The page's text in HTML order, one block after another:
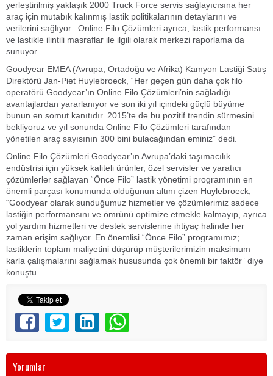
yerleştirilmiş yaklaşık 2000 Truck Force servis sağlayıcısına her
araç için mutabık kalınmış lastik politikalarının detaylarını ve
verilerini sağlıyor. Online Filo Çözümleri ayrıca, lastik performansı
ve lastikle ilintili masraflar ile ilgili olarak merkezi raporlama da
sunuyor.
Goodyear EMEA (Avrupa, Ortadoğu ve Afrika) Kamyon Lastiği Satış
Direktörü Jan-Piet Huylebroeck, “Her geçen gün daha çok filo
operatörü Goodyear’ın Online Filo Çözümleri’nin sağladığı
avantajlardan yararlanıyor ve son iki yıl içindeki güçlü büyüme
bunun en somut kanıtıdır. 2015’te de bu pozitif trendin sürmesini
bekliyoruz ve yıl sonunda Online Filo Çözümleri tarafından
yönetilen araç sayısının 300 bini bulacağından eminiz” dedi.
Online Filo Çözümleri Goodyear’ın Avrupa’daki taşımacılık
endüstrisi için yüksek kaliteli ürünler, özel servisler ve yaratıcı
çözümlerler sağlayan “Önce Filo” lastik yönetimi programının en
önemli parçası konumunda olduğunun altını çizen Huylebroeck,
“Goodyear olarak sunduğumuz hizmetler ve çözümlerimiz sadece
lastiğin performansını ve ömrünü optimize etmekle kalmayıp, ayrıca
yol yardım hizmetleri ve destek servislerine ihtiyaç halinde her
zaman erişim sağlıyor. En önemlisi “Önce Filo” programımız;
lastiklerin toplam maliyetini düşürüp müşterilerimizin maksimum
karla çalışmalarını sağlamak hususunda çok önemli bir faktör” diye
konuştu.
Yorumlar